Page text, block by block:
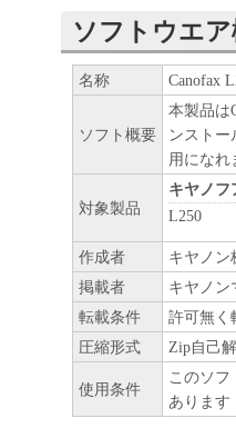
ンの子会社、
たは販売店の
品性および特
保証も、明示
します。
(2) キヤノン、
社、キヤノン
店のいずれも
から生ずるい
または付随的
損害を言いま
一切の責任を
キヤノンのラ
ソフトウエ
名称 Canofax
ソフト概要
本製品は
ンスト
用になれ
対象製品
キヤノフ
L250
作成者
キヤノン
掲載者
キヤノン
転載条件
許可無く
圧縮形式
Zip自己
使用条件
このソ
あります